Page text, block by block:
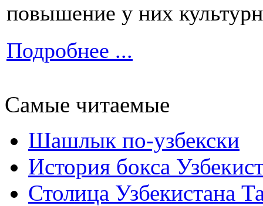
повышение у них
Подробнее ...
Самые читаемые
Шашлык по-узбекски
История бокса
Столица Узбекистана